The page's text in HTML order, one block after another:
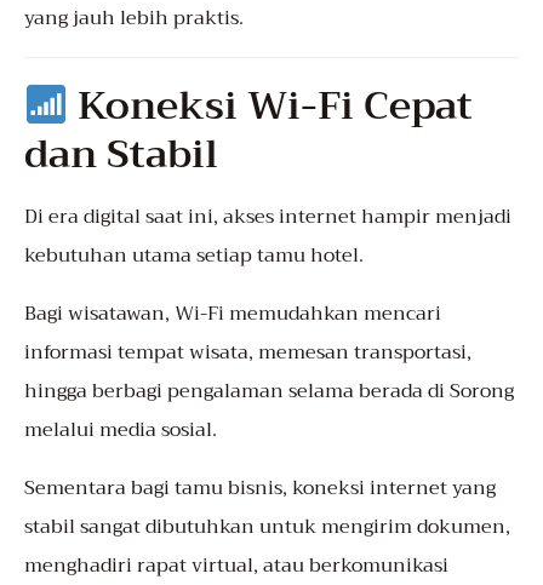
yang jauh lebih praktis.
Koneksi Wi-Fi Cepat
dan Stabil
Di era digital saat ini, akses internet hampir menjadi
kebutuhan utama setiap tamu hotel.
Bagi wisatawan, Wi-Fi memudahkan mencari
informasi tempat wisata, memesan transportasi,
hingga berbagi pengalaman selama berada di Sorong
melalui media sosial.
Sementara bagi tamu bisnis, koneksi internet yang
stabil sangat dibutuhkan untuk mengirim dokumen,
menghadiri rapat virtual, atau berkomunikasi